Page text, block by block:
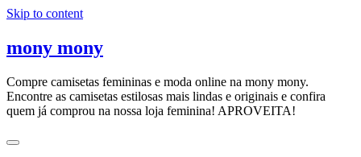
Skip to content
mony mony
Compre camisetas femininas e moda online na mony mony.
Encontre as camisetas estilosas mais lindas e originais e confira
quem já comprou na nossa loja feminina! APROVEITA!